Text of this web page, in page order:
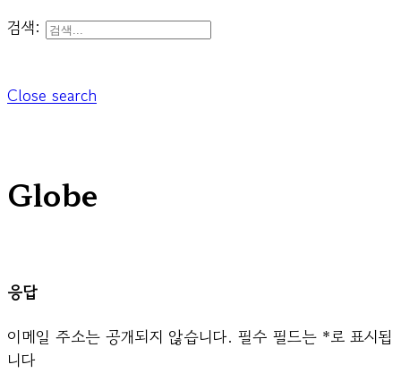
검색:
Close search
Globe
응답
이메일 주소는 공개되지 않습니다. 필수 필드는 *로 표시됩
니다